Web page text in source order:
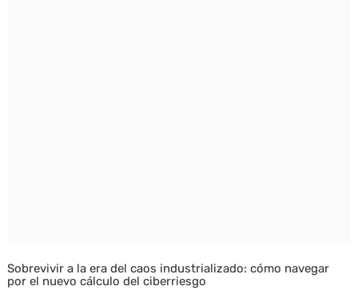
Sobrevivir a la era del caos industrializado: cómo navegar
por el nuevo cálculo del ciberriesgo